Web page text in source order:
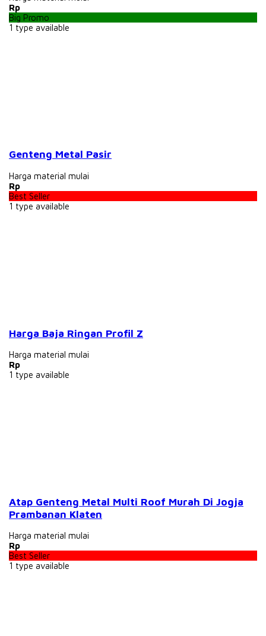
Rp
Big Promo
1 type available
Genteng Metal Pasir
Harga material mulai
Rp
Best Seller
1 type available
Harga Baja Ringan Profil Z
Harga material mulai
Rp
1 type available
Atap Genteng Metal Multi Roof Murah Di Jogja
Prambanan Klaten
Harga material mulai
Rp
Best Seller
1 type available